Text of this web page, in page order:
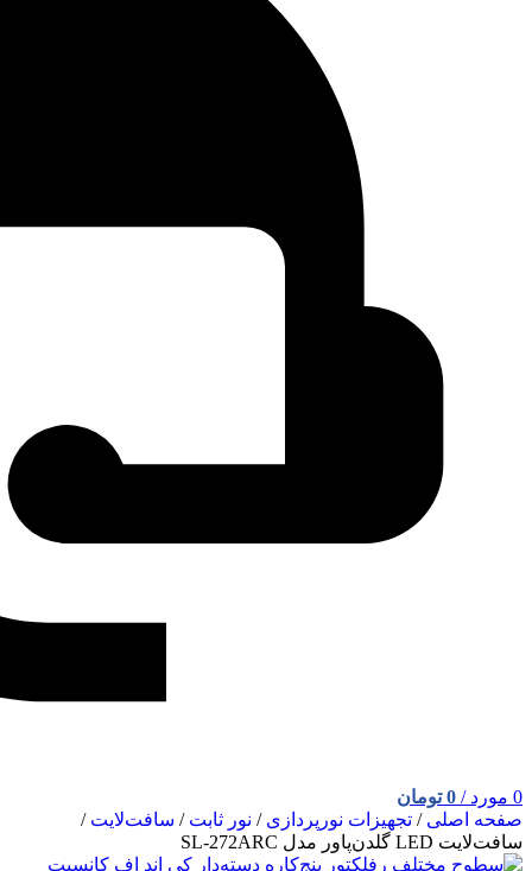
0 مورد /
0 تومان
صفحه اصلی / تجهیزات نورپردازی / نور ثابت / سافت‌لایت /
سافت‌لایت LED گلدن‌پاور مدل SL-272ARC